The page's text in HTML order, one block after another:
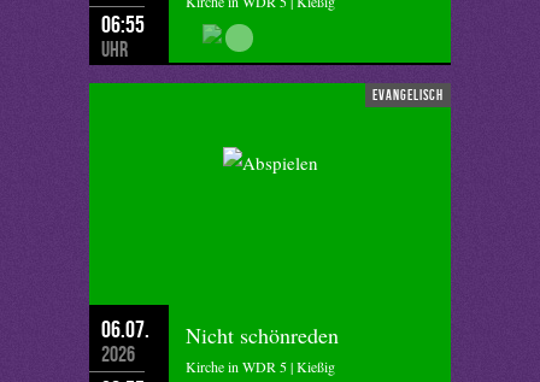
06:55
Uhr
evangelisch
06.07.
2026
Nicht schönreden
Kirche in WDR 5 | Kießig